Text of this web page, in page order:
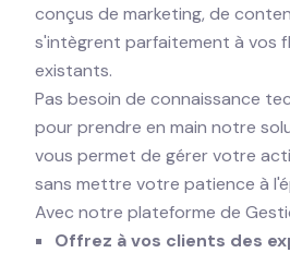
conçus de marketing, de
s'intègrent parfaitement à vos
existants.
Pas besoin de connaissance
pour prendre en main notre
vous permet de gérer votre
sans mettre votre patience à
Avec notre plateforme de
Offrez à vos clients des